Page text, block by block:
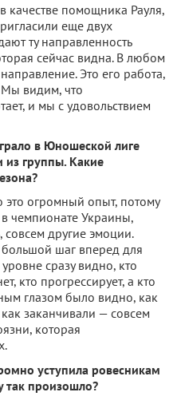
качестве помощника Рауля,
еще двух
ту направленность
сейчас видна. В любом
Это его работа,
Мы видим, что
и мы с удовольствием
в Юношеской лиге
из группы. Какие
огромный опыт, потому
чемпионате Украины,
совсем другие эмоции.
большой шаг вперед для
сразу видно, кто
кто прогрессирует, а кто
глазом было видно, как
заканчивали — совсем
которая
уступила ровесникам
так произошло?